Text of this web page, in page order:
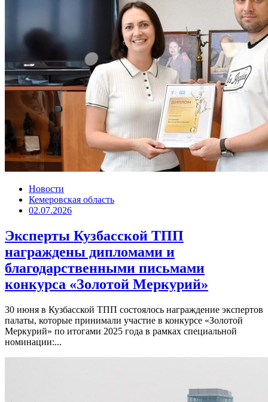
Новости
Кемеровская область
02.07.2026
Эксперты Кузбасской ТПП
награждены дипломами и
благодарственными письмами
конкурса «Золотой Меркурий»
30 июня в Кузбасской ТПП состоялось награждение экспертов
палаты, которые принимали участие в конкурсе «Золотой
Меркурий» по итогами 2025 года в рамках специальной
номинации:...